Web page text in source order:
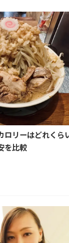
ロリーはどれくら
を比較